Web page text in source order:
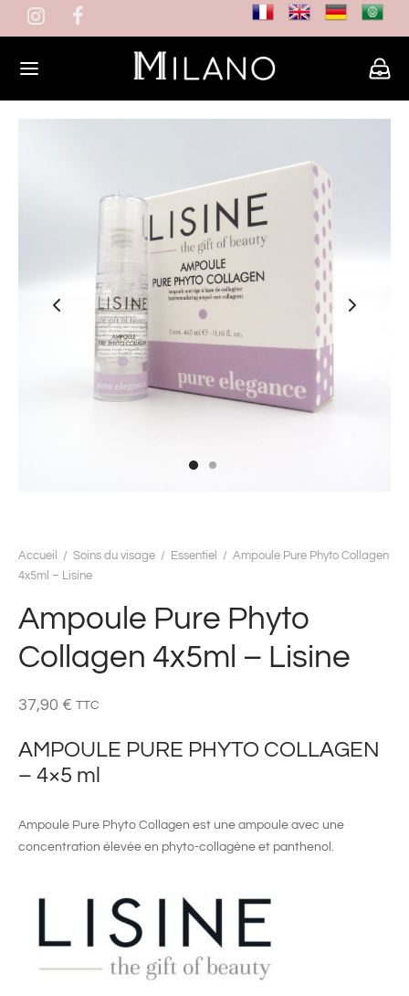
Accueil / Soins du visage / Essentiel / Ampoule Pure Phyto Collagen
4x5ml – Lisine
Ampoule Pure Phyto
Collagen 4x5ml – Lisine
37,90 € TTC
AMPOULE PURE PHYTO COLLAGEN
– 4×5 ml
Ampoule Pure Phyto Collagen est une ampoule avec une
concentration élevée en phyto-collagène et panthenol.